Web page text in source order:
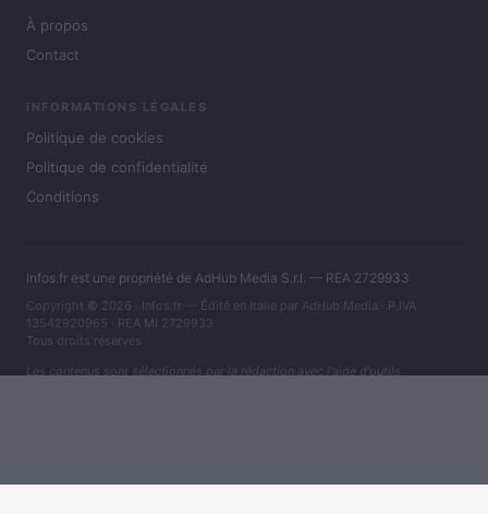
À propos
Contact
INFORMATIONS LÉGALES
Politique de cookies
Politique de confidentialité
Conditions
Infos.fr est une propriété de AdHub Media S.r.l. — REA 2729933
Copyright © 2026 · Infos.fr — Édité en Italie par AdHub Media · P.IVA
13542920965 · REA MI 2729933
Tous droits réservés
Les contenus sont sélectionnés par la rédaction avec l'aide d'outils